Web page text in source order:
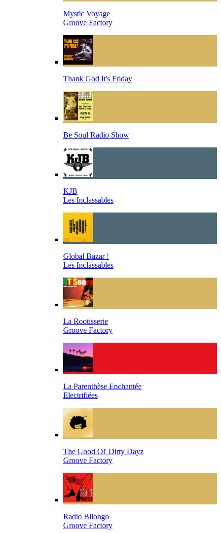
Mystic Voyage
Groove Factory
Thank God It's Friday
Be Soul Radio Show
KJB
Les Inclassables
Global Bazar !
Les Inclassables
La Rootisserie
Groove Factory
La Parenthèse Enchantée
Electrifiées
The Good Ol' Dirty Dayz
Groove Factory
Radio Bilongo
Groove Factory